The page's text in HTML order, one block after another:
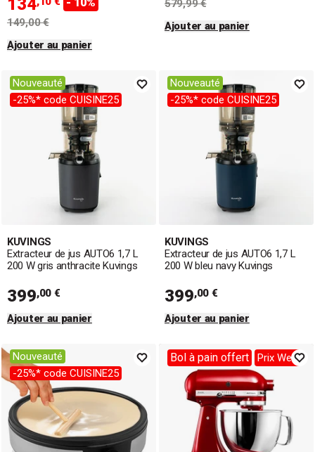
134
149,00 €
Ajouter au panier
579,99 €
Ajouter au panier
Nouveauté
-25%* code CUISINE25
KUVINGS
Extracteur de jus AUTO6 1,7 L
200 W gris anthracite Kuvings
399,00 €
Ajouter au panier
Nouveauté
-25%* code CUISINE25
KUVINGS
Extracteur de jus AUTO6 1,7 L
200 W bleu navy Kuvings
399,00 €
Ajouter au panier
Nouveauté
-25%* code CUISINE25
Bol à pain offert Prix Web